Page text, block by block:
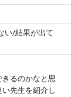
い/結果が出て
るのかなと思
先生を紹介し